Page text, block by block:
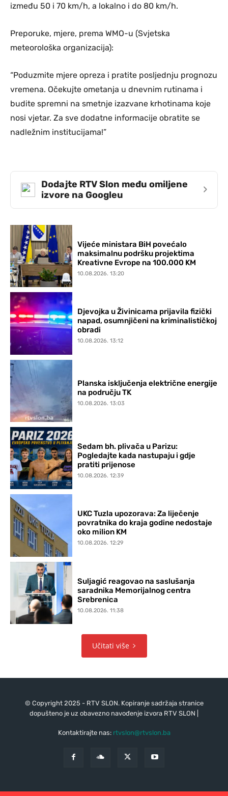
između 50 i 70 km/h, a lokalno i do 80 km/h.
Preporuke, mjere, prema WMO-u (Svjetska
meteorološka organizacija):
“Poduzmite mjere opreza i pratite posljednju prognozu
vremena. Očekujte ometanja u dnevnim rutinama i
budite spremni na smetnje izazvane krhotinama koje
nosi vjetar. Za sve dodatne informacije obratite se
nadležnim institucijama!”
Dodajte RTV Slon među omiljene
izvore na Googleu
›
Vijeće ministara BiH povećalo
maksimalnu podršku projektima
Kreativne Evrope na 100.000 KM
10.08.2026. 13:20
Djevojka u Živinicama prijavila fizički
napad, osumnjičeni na kriminalističkoj
obradi
10.08.2026. 13:12
Planska isključenja električne energije
na području TK
10.08.2026. 13:03
Sedam bh. plivača u Parizu:
Pogledajte kada nastupaju i gdje
pratiti prijenose
10.08.2026. 12:39
UKC Tuzla upozorava: Za liječenje
povratnika do kraja godine nedostaje
oko milion KM
10.08.2026. 12:29
Suljagić reagovao na saslušanja
saradnika Memorijalnog centra
Srebrenica
10.08.2026. 11:38
Učitati više
© Copyright 2025 - RTV SLON. Kopiranje sadržaja stranice
dopušteno je uz obavezno navođenje izvora RTV SLON |
Kontaktirajte nas: rtvslon@rtvslon.ba